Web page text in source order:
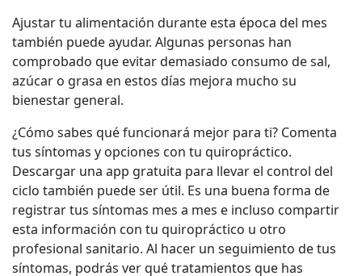
Ajustar tu alimentación durante esta época del mes
también puede ayudar. Algunas personas han
comprobado que evitar demasiado consumo de sal,
azúcar o grasa en estos días mejora mucho su
bienestar general.
¿Cómo sabes qué funcionará mejor para ti? Comenta
tus síntomas y opciones con tu quiropráctico.
Descargar una app gratuita para llevar el control del
ciclo también puede ser útil. Es una buena forma de
registrar tus síntomas mes a mes e incluso compartir
esta información con tu quiropráctico u otro
profesional sanitario. Al hacer un seguimiento de tus
síntomas, podrás ver qué tratamientos que has